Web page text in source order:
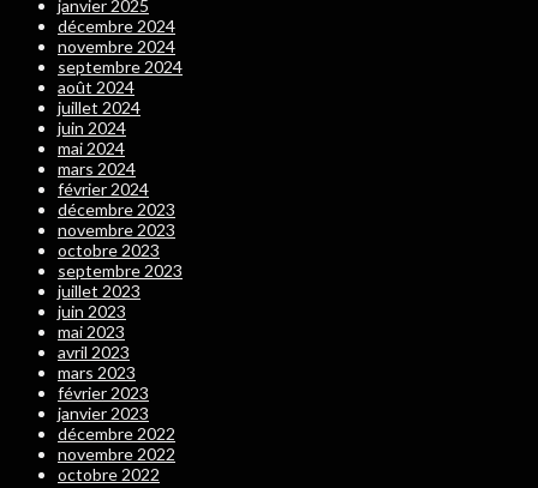
janvier 2025
décembre 2024
novembre 2024
septembre 2024
août 2024
juillet 2024
juin 2024
mai 2024
mars 2024
février 2024
décembre 2023
novembre 2023
octobre 2023
septembre 2023
juillet 2023
juin 2023
mai 2023
avril 2023
mars 2023
février 2023
janvier 2023
décembre 2022
novembre 2022
octobre 2022